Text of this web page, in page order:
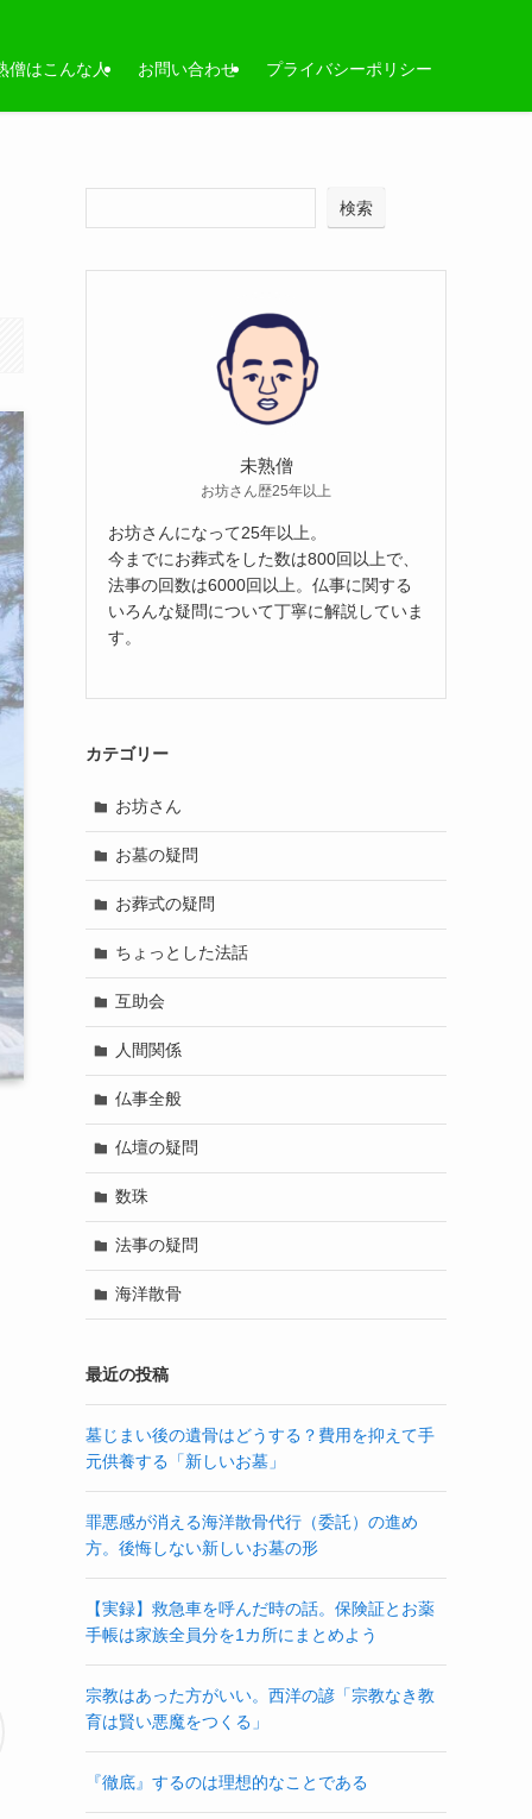
僧はこんな人 お問い合わせ プライバシーポリシー
検索
未熟僧
お坊さん歴25年以上
お坊さんになって25年以上。
今までにお葬式をした数は800回以上で、
法事の回数は6000回以上。仏事に関する
いろんな疑問について丁寧に解説していま
す。
カテゴリー
お坊さん
お墓の疑問
お葬式の疑問
ちょっとした法話
互助会
人間関係
仏事全般
仏壇の疑問
数珠
法事の疑問
海洋散骨
最近の投稿
墓じまい後の遺骨はどうする？費用を抑えて手
元供養する「新しいお墓」
罪悪感が消える海洋散骨代行（委託）の進め
方。後悔しない新しいお墓の形
【実録】救急車を呼んだ時の話。保険証とお薬
手帳は家族全員分を1カ所にまとめよう
宗教はあった方がいい。西洋の諺「宗教なき教
育は賢い悪魔をつくる」
『徹底』するのは理想的なことである